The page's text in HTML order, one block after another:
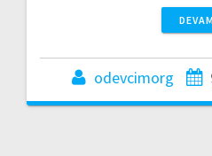
odevcimorg